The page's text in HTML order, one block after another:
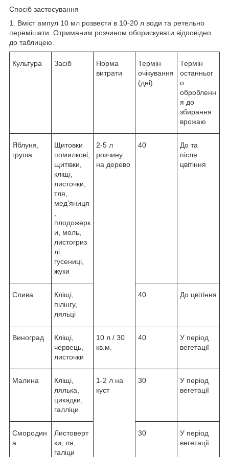
Спосіб застосування
1. Вміст ампул 10 мл розвести в 10-20 л води та ретельно
перемішати. Отриманим розчином обприскувати відповідно
до таблицею.
Культура Засіб
Норма
витрати
Термін
очікування
(дні)
Термін
останньог
о
обробленн
я до
збирання
врожаю
Яблуня,
груша
Щитовки
помилкові,
щитівки,
кліщі,
листочки,
тля,
мед'яниця
плодожерк
и, моль,
листогриз
лі,
гусениці,
жуки
2-5 л
розчину
на дерево
40
До та
після
цвітіння
Слива
Кліщі,
пілінгу,
ляльці
40 До цвітіння
Виноград
Кліщі,
червець,
листочки
10 л / 30
кв.м.
40
У період
вегетації
Малина
Кліщі,
лялька,
цикадки,
галліци
1-2 л на
куст
30
У період
вегетації
Смородин
а
Листоверт
ки, ля,
галіци
30
У період
вегетації